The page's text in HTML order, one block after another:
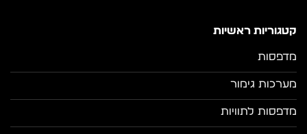
קטגוריות ראשיות
מדפסות
מערכות גימור
מדפסות לתוויות